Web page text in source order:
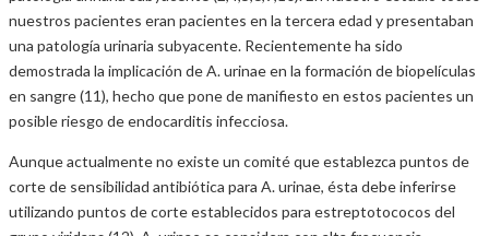
nuestros pacientes eran pacientes en la tercera edad y presentaban
una patología urinaria subyacente. Recientemente ha sido
demostrada la implicación de A. urinae en la formación de biopelículas
en sangre (11), hecho que pone de manifiesto en estos pacientes un
posible riesgo de endocarditis infecciosa.
Aunque actualmente no existe un comité que establezca puntos de
corte de sensibilidad antibiótica para A. urinae, ésta debe inferirse
utilizando puntos de corte establecidos para estreptotococos del